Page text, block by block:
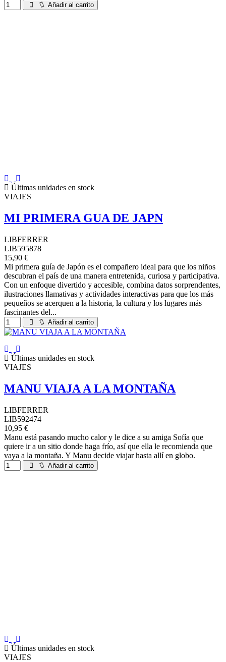
Añadir al carrito
Últimas unidades en stock
VIAJES
MI PRIMERA GUA DE JAPN
LIBFERRER
LIB595878
15,90 €
Mi primera guía de Japón es el compañero ideal para que los niños
descubran el país de una manera entretenida, curiosa y participativa.
Con un enfoque divertido y accesible, combina datos sorprendentes,
ilustraciones llamativas y actividades interactivas para que los más
pequeños se acerquen a la historia, la cultura y los lugares más
fascinantes del...
Añadir al carrito
Últimas unidades en stock
VIAJES
MANU VIAJA A LA MONTAÑA
LIBFERRER
LIB592474
10,95 €
Manu está pasando mucho calor y le dice a su amiga Sofía que
quiere ir a un sitio donde haga frío, así que ella le recomienda que
vaya a la montaña. Y Manu decide viajar hasta allí en globo.
Añadir al carrito
Últimas unidades en stock
VIAJES